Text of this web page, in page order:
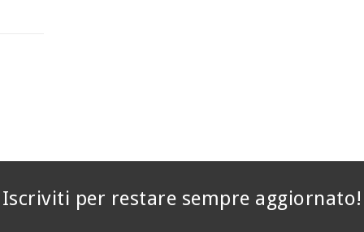
Iscriviti per restare sempre aggiornato!